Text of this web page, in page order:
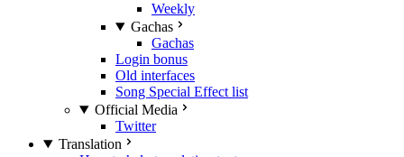
Weekly
Gachas
Gachas
Login bonus
Old interfaces
Song Special Effect list
Official Media
Twitter
Translation